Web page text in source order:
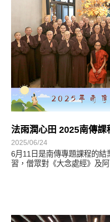
法雨潤心田 2025南傳課
2025/06/24
6月11日是南傳專題課程的
習，僧眾對《大念處經》及